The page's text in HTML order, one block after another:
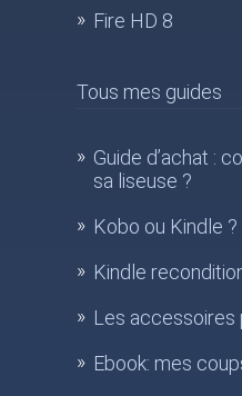
Fire HD 8
Tous mes guides
Guide d’achat :
sa liseuse ?
Kobo ou Kindle ?
Kindle
Les accessoires
Ebook: mes